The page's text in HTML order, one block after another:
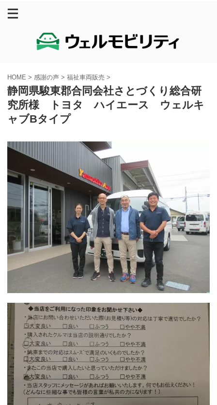
HOME > 感謝の声 > 福祉車両販売 >
静岡県駿東郡合同会社さとづくり総合研
究所様 トヨタ ハイエース ウェルキ
ャブBタイプ